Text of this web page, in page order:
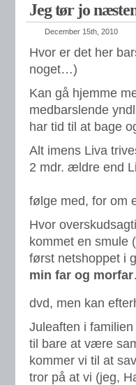
Jeg tør jo
December 15th, 2010
Hvor er det her
noget…)
Kan gå hjemme
medbarslende
har tid til at bage
Alt imens Liva
2 mdr. ældre end
følge med, for om
Hvor
kommet en smule
først netshoppet i
min far og morfar
dvd, men kan
Juleaften i
til bare at være
kommer vi til at
tror på at vi (jeg,